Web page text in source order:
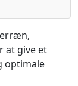
at give et
optimale